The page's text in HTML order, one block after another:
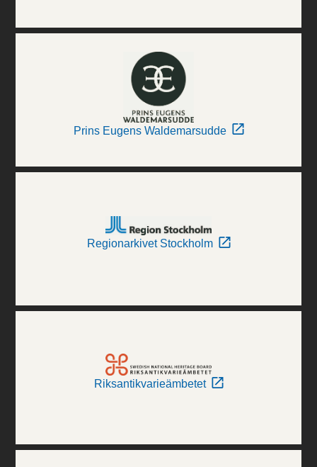
Prins Eugens Waldemarsudde
Regionarkivet Stockholm
Riksantikvarieämbetet